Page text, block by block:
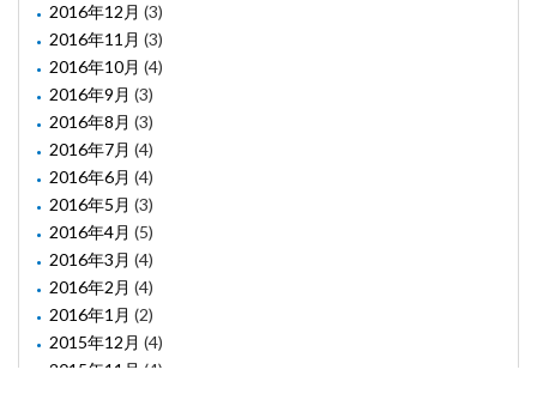
2016年12月 (3)
2016年11月 (3)
2016年10月 (4)
2016年9月 (3)
2016年8月 (3)
2016年7月 (4)
2016年6月 (4)
2016年5月 (3)
2016年4月 (5)
2016年3月 (4)
2016年2月 (4)
2016年1月 (2)
2015年12月 (4)
2015年11月 (4)